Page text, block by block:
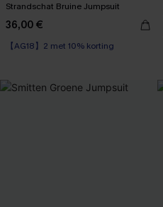
Strandschat Bruine Jumpsuit
36,00 €
【AG18】2 met 10% korting